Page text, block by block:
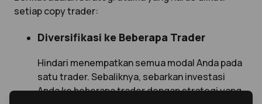
setiap copy trader:
Diversifikasi ke Beberapa Trader
Hindari menempatkan semua modal Anda pada
satu trader. Sebaliknya, sebarkan investasi
Anda ke beberapa trader dengan strategi yang